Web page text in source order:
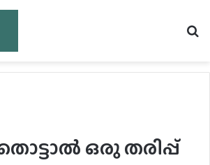
ഒരു തരിപ്പ്